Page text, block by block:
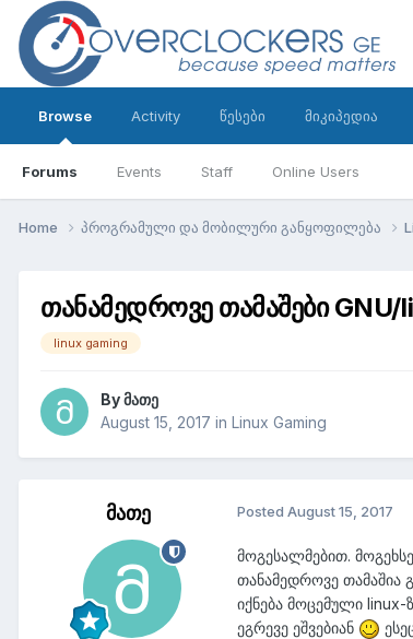
Browse
Forums Events Staff Online Users
Activity წესები მიკიპედია
Home პროგრამული და მობილური განყოფილება
თანამედროვე თამაშები
linux gaming
Byმათე
August 15, 2017 in Linux Gaming
მათე Posted August 15, 2017
მოგესალმებით.
თანამედროვე თამაშია
იქნება მოცემული
ეგრევე ეშვებიან